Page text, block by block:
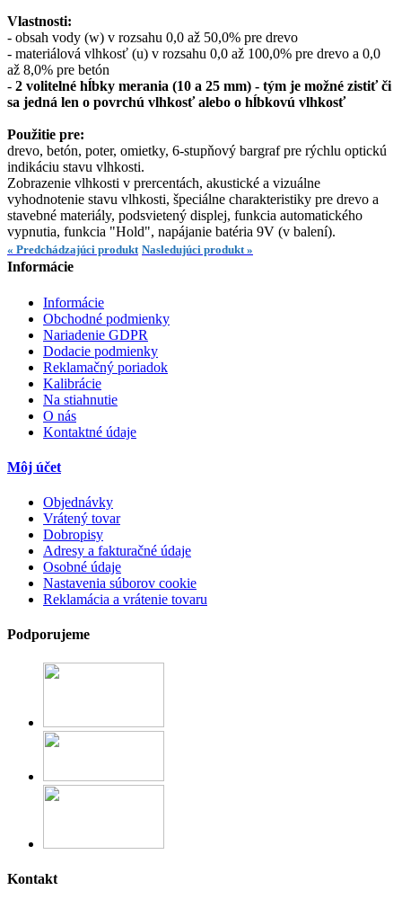
Vlastnosti:
- obsah vody (w) v rozsahu 0,0 až 50,0% pre drevo
- materiálová vlhkosť (u) v rozsahu 0,0 až 100,0% pre drevo a 0,0
až 8,0% pre betón
- 2 volitelné hĺbky merania (10 a 25 mm) - tým je možné zistiť či
sa jedná len o povrchú vlhkosť alebo o hĺbkovú vlhkosť
Použitie pre:
drevo, betón, poter, omietky, 6-stupňový bargraf pre rýchlu optickú
indikáciu stavu vlhkosti.
Zobrazenie vlhkosti v prercentách, akustické a vizuálne
vyhodnotenie stavu vlhkosti, špeciálne charakteristiky pre drevo a
stavebné materiály, podsvietený displej, funkcia automatického
vypnutia, funkcia "Hold", napájanie batéria 9V (v balení).
« Predchádzajúci produkt Nasledujúci produkt »
Informácie
Informácie
Obchodné podmienky
Nariadenie GDPR
Dodacie podmienky
Reklamačný poriadok
Kalibrácie
Na stiahnutie
O nás
Kontaktné údaje
Môj účet
Objednávky
Vrátený tovar
Dobropisy
Adresy a fakturačné údaje
Osobné údaje
Nastavenia súborov cookie
Reklamácia a vrátenie tovaru
Podporujeme
Kontakt